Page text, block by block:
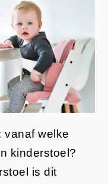
vanaf welke
kinderstoel?
is dit